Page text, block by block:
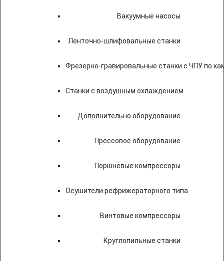
Вакуумные насосы
Ленточно-шлифовальные станки
Фрезерно-гравировальные станки с ЧПУ по
Станки с воздушным охлаждением
Дополнительно оборудование
Прессовое оборудование
Поршневые компрессоры
Осушители рефрижераторного типа
Винтовые компрессоры
Круглопильные станки